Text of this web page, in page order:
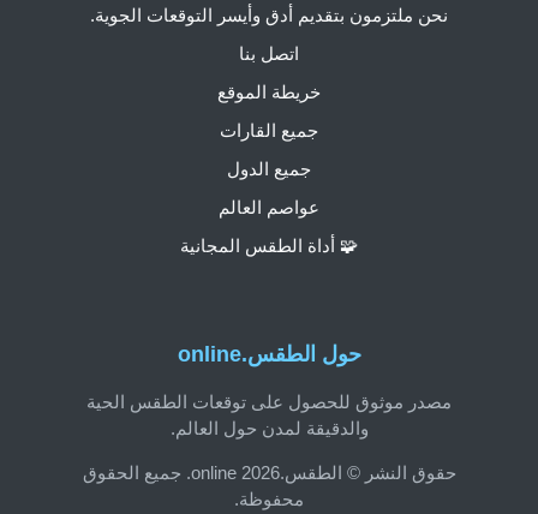
حول الطقس.online
مصدر موثوق للحصول على توقعات الطقس الحية
والدقيقة لمدن حول العالم.
حقوق النشر © الطقس.online 2026. جميع الحقوق
محفوظة.
نحن ملتزمون بتقديم أدق وأيسر التوقعات الجوية.
اتصل بنا
خريطة الموقع
جميع القارات
جميع الدول
عواصم العالم
🧩 أداة الطقس المجانية